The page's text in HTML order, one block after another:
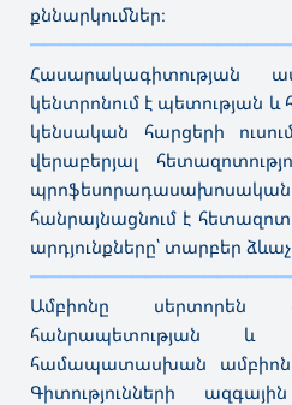
քննարկումներ։
Հասարակագիտության
կենտրոնում է պետության
կենսական հարցերի
վերաբերյալ
հանրայնացնում է
արդյունքները՝ տարբեր
Ամբիոնը սերտորեն
հանրապետության և
համապատասխան
Գիտությունների